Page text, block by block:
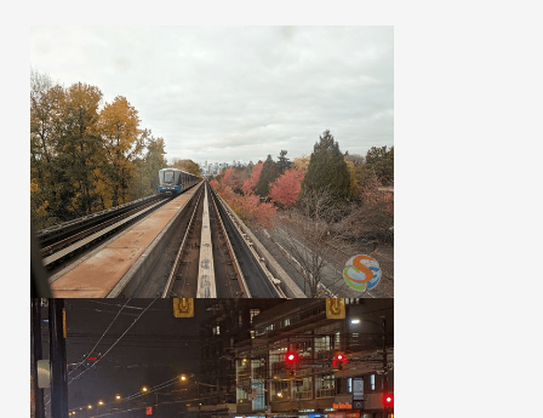
熱門搜尋：
護理 加拿大RO 任意門 遊學團
教育學區
Pathway